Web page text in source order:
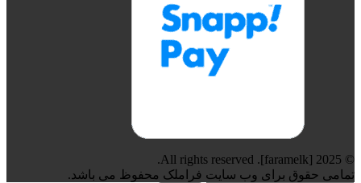
© 2025 [faramelk]. All rights reserved.
تمامی حقوق برای وب سایت فراملک محفوظ می باشد.